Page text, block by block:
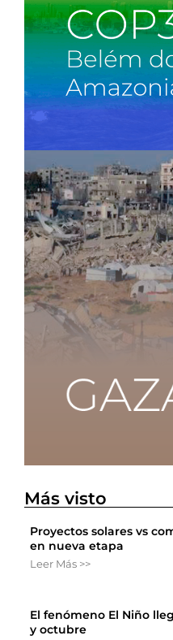
Más visto
Proyectos solares vs
en nueva etapa
Leer Más >>
El fenómeno El Niño
y octubre